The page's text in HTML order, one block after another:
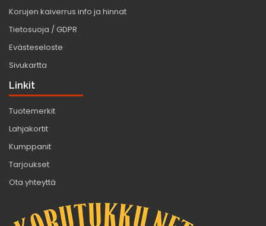
Korujen kaiverrus info ja hinnat
Tietosuoja / GDPR
Evästeseloste
Sivukartta
Linkit
Tuotemerkit
Lahjakortit
Kumppanit
Tarjoukset
Ota yhteyttä